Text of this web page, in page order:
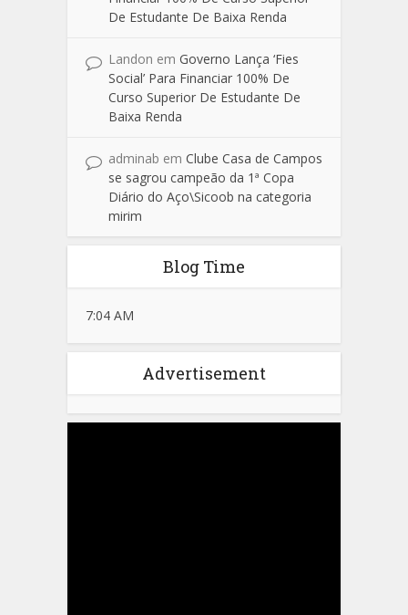
De Estudante De Baixa Renda
Landon em Governo Lança ‘Fies
Social’ Para Financiar 100% De
Curso Superior De Estudante De
Baixa Renda
adminab em Clube Casa de Campos
se sagrou campeão da 1ª Copa
Diário do Aço\Sicoob na categoria
mirim
Blog Time
7:04 AM
Advertisement